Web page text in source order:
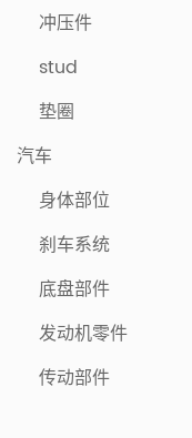
冲压件
stud
垫圈
汽车
身体部位
刹车系统
底盘部件
发动机零件
传动部件